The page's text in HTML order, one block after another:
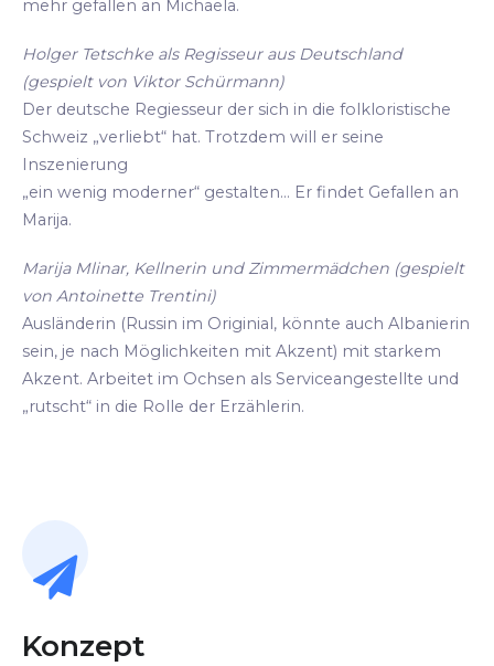
mehr gefallen an Michaela.
Holger Tetschke als Regisseur aus Deutschland
(gespielt von Viktor Schürmann)
Der deutsche Regiesseur der sich in die folkloristische
Schweiz „verliebt“ hat. Trotzdem will er seine
Inszenierung
„ein wenig moderner“ gestalten... Er findet Gefallen an
Marija.
Marija Mlinar, Kellnerin und Zimmermädchen (gespielt
von Antoinette Trentini)
Ausländerin (Russin im Originial, könnte auch Albanierin
sein, je nach Möglichkeiten mit Akzent) mit starkem
Akzent. Arbeitet im Ochsen als Serviceangestellte und
„rutscht“ in die Rolle der Erzählerin.
Konzept